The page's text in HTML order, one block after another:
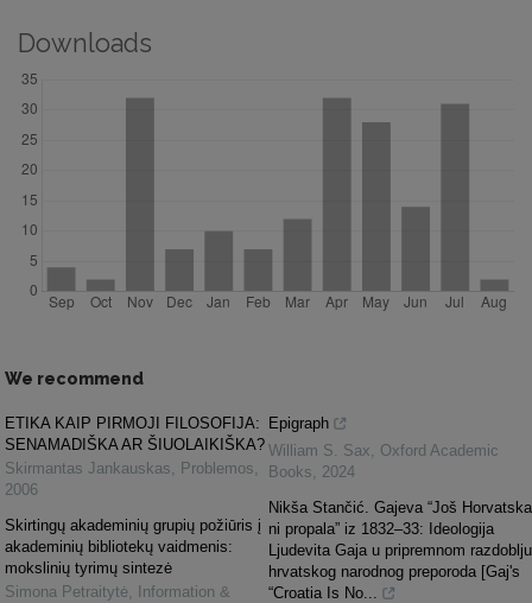
Downloads
We recommend
ETIKA KAIP PIRMOJI FILOSOFIJA:
SENAMADIŠKA AR ŠIUOLAIKIŠKA?
Skirmantas Jankauskas, Problemos,
2006
Skirtingų akademinių grupių požiūris į
akademinių bibliotekų vaidmenis:
mokslinių tyrimų sintezė
Simona Petraitytė,
Information &
Epigraph
William S. Sax, Oxford Academic
Books, 2024
Nikša Stančić. Gajeva “Još Horvatska
ni propala” iz 1832–33: Ideologija
Ljudevita Gaja u pripremnom razdoblju
hrvatskog narodnog preporoda [Gaj's
“Croatia Is No...